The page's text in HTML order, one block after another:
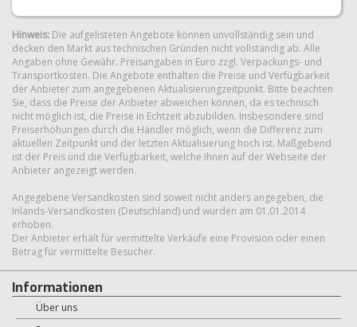
Hinweis: Die aufgelisteten Angebote können unvollständig sein und
decken den Markt aus technischen Gründen nicht vollständig ab. Alle
Angaben ohne Gewähr. Preisangaben in Euro zzgl. Verpackungs- und
Transportkosten. Die Angebote enthalten die Preise und Verfügbarkeit
der Anbieter zum angegebenen Aktualisierungzeitpunkt. Bitte beachten
Sie, dass die Preise der Anbieter abweichen können, da es technisch
nicht möglich ist, die Preise in Echtzeit abzubilden. Insbesondere sind
Preiserhöhungen durch die Händler möglich, wenn die Differenz zum
aktuellen Zeitpunkt und der letzten Aktualisierung hoch ist. Maßgebend
ist der Preis und die Verfügbarkeit, welche Ihnen auf der Webseite der
Anbieter angezeigt werden.
Angegebene Versandkosten sind soweit nicht anders angegeben, die
Inlands-Versandkosten (Deutschland) und wurden am 01.01.2014
erhoben.
Der Anbieter erhält für vermittelte Verkäufe eine Provision oder einen
Betrag für vermittelte Besucher.
Informationen
Über uns